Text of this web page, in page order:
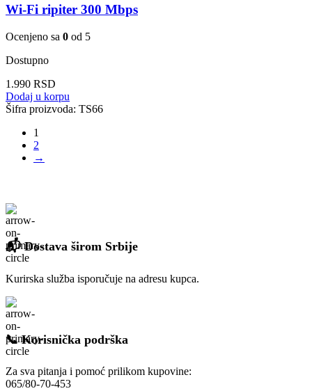
Wi-Fi ripiter 300 Mbps
Ocenjeno sa 0 od 5
Dostupno
1.990 RSD
Dodaj u korpu
Šifra proizvoda: TS66
1
2
→
📬 Dostava širom Srbije
Kurirska služba isporučuje na adresu kupca.
📞 Korisnička podrška
Za sva pitanja i pomoć prilikom kupovine:
065/80-70-453